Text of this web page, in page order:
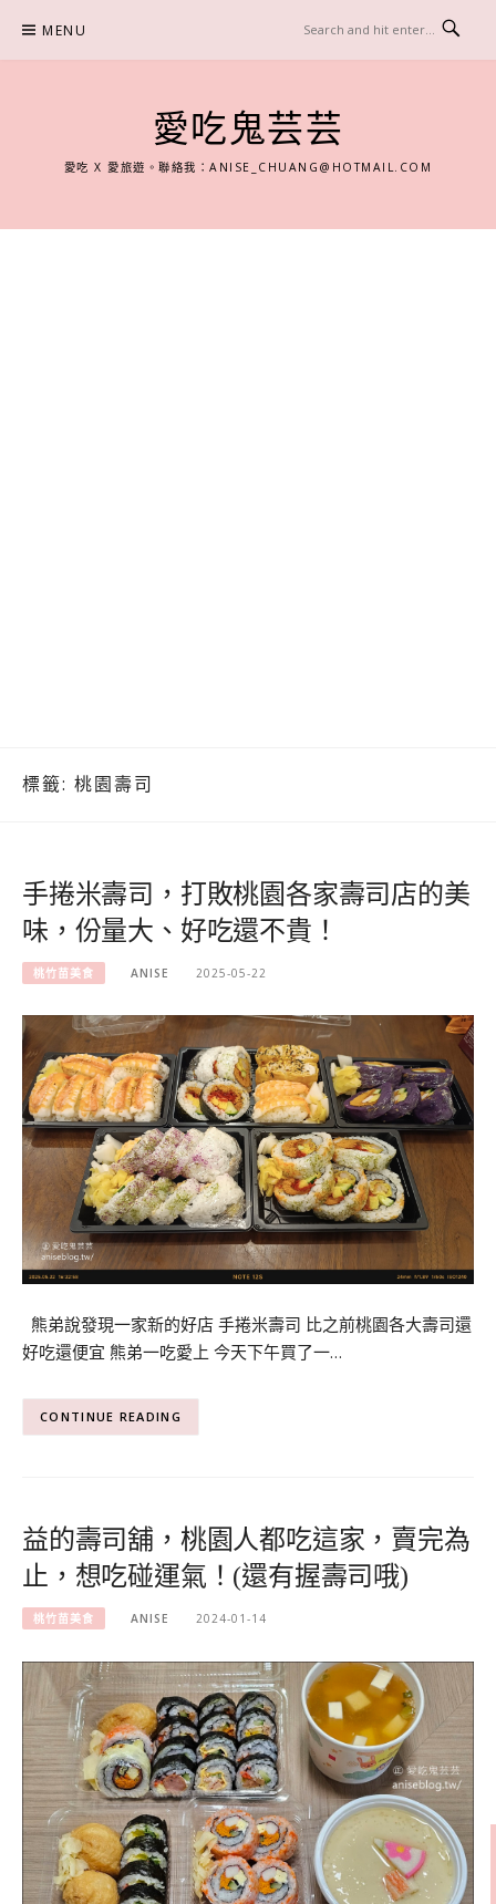
content
MENU
愛吃鬼芸芸
愛吃 X 愛旅遊。聯絡我：ANISE_CHUANG@HOTMAIL.COM
標籤: 桃園壽司
手捲米壽司，打敗桃園各家壽司店的美
味，份量大、好吃還不貴！
桃竹苗美食 ANISE 2025-05-22
熊弟說發現一家新的好店 手捲米壽司 比之前桃園各大壽司還
好吃還便宜 熊弟一吃愛上 今天下午買了一…
CONTINUE READING
益的壽司舖，桃園人都吃這家，賣完為
止，想吃碰運氣！(還有握壽司哦)
桃竹苗美食 ANISE 2024-01-14